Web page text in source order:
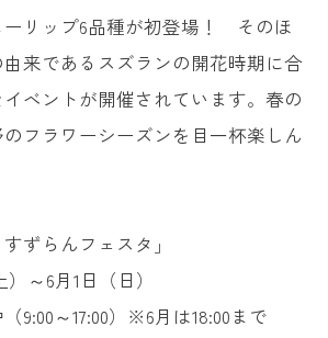
ーリップ6品種が初登場！ そのほ
来であるスズランの開花時期に合
ベントが開催されています。春の
フラワーシーズンを目一杯楽しん
ずらんフェスタ」
～6月1日（日）
9:00～17:00）※6月は18:00まで